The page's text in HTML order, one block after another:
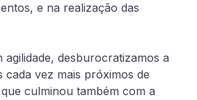
e na realização das
agilidade, desburocratizamos a
cada vez mais próximos de
culminou também com a